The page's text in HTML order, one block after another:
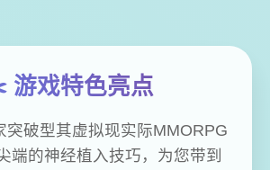
戏特色亮点
突破型其虚拟现实际MMORPG
端的神经植入技巧，为您带到